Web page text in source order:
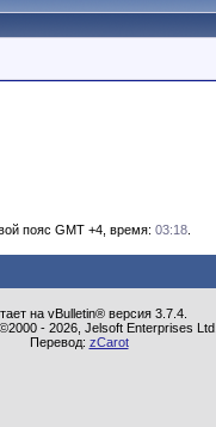
пояс GMT +4, время: 03:18.
на vBulletin® версия 3.7.4.
- 2026, Jelsoft Enterprises Ltd.
Перевод: zCarot